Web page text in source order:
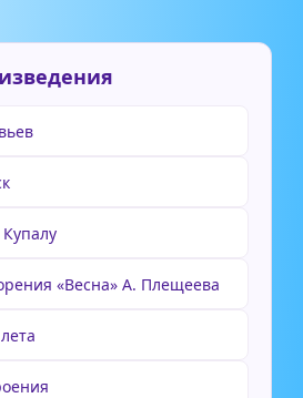
«Весна» А. Плещеева